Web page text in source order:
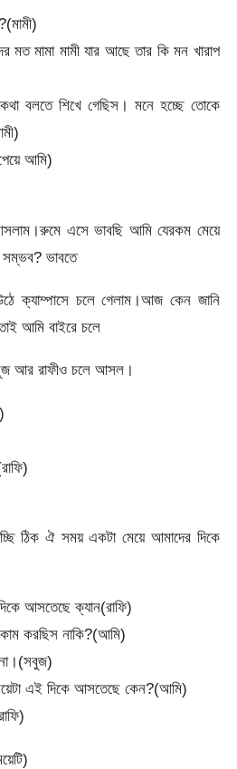
মত মামা মামী যার আছে তার কি মন খারাপ
বলতে শিখে গেছিস। মনে হচ্ছে তোকে
আমি)
এসে ভাবছি আমি যেরকম মেয়ে
ভাবতে
ক্যাম্পাসে চলে গেলাম।আজ কেন জানি
আমি বাইরে চলে
আর রাফীও চলে আসল।
ঠিক ঐ সময় একটা মেয়ে আমাদের দিকে
আসতেছে ক্যান(রাফি)
করছিস নাকি?(আমি)
এই দিকে আসতেছে কেন?(আমি)